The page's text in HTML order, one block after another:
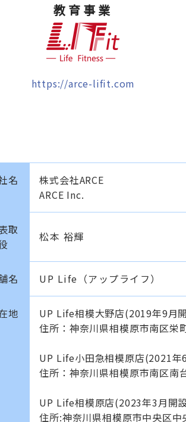
教育事業
https://arce-lifit.com
名
株式会社ARCE
ARCE Inc.
取
松本 裕輝
名 UP Life（アップライフ）
地
UP Life相模大野店(2019年9月
住所：神奈川県相模原市南区栄
UP Life小田急相模原店(2021年
住所：神奈川県相模原市南区
UP Life相模原店(2023年3月開
住所:神奈川県相模原市中央区